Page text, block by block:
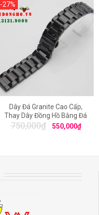
-27%
Dây Đá Granite Cao Cấp,
Thay Dây Đồng Hồ Bằng Đá
750,000₫ 550,000₫